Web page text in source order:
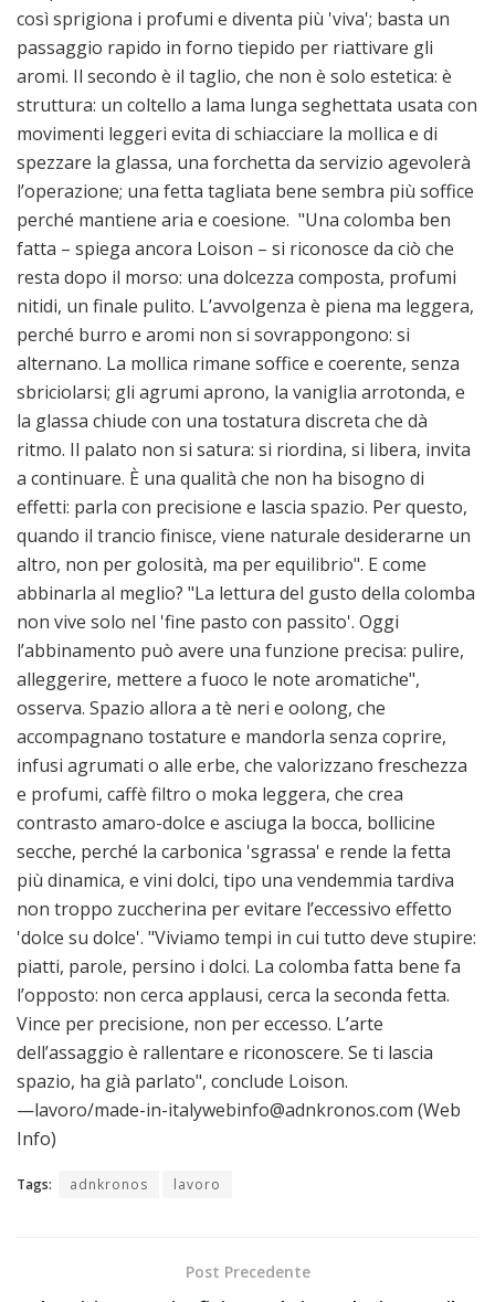
così sprigiona i profumi e diventa più 'viva'; basta un
passaggio rapido in forno tiepido per riattivare gli
aromi. Il secondo è il taglio, che non è solo estetica: è
struttura: un coltello a lama lunga seghettata usata con
movimenti leggeri evita di schiacciare la mollica e di
spezzare la glassa, una forchetta da servizio agevolerà
l’operazione; una fetta tagliata bene sembra più soffice
perché mantiene aria e coesione. "Una colomba ben
fatta – spiega ancora Loison – si riconosce da ciò che
resta dopo il morso: una dolcezza composta, profumi
nitidi, un finale pulito. L’avvolgenza è piena ma leggera,
perché burro e aromi non si sovrappongono: si
alternano. La mollica rimane soffice e coerente, senza
sbriciolarsi; gli agrumi aprono, la vaniglia arrotonda, e
la glassa chiude con una tostatura discreta che dà
ritmo. Il palato non si satura: si riordina, si libera, invita
a continuare. È una qualità che non ha bisogno di
effetti: parla con precisione e lascia spazio. Per questo,
quando il trancio finisce, viene naturale desiderarne un
altro, non per golosità, ma per equilibrio". E come
abbinarla al meglio? "La lettura del gusto della colomba
non vive solo nel 'fine pasto con passito'. Oggi
l’abbinamento può avere una funzione precisa: pulire,
alleggerire, mettere a fuoco le note aromatiche",
osserva. Spazio allora a tè neri e oolong, che
accompagnano tostature e mandorla senza coprire,
infusi agrumati o alle erbe, che valorizzano freschezza
e profumi, caffè filtro o moka leggera, che crea
contrasto amaro-dolce e asciuga la bocca, bollicine
secche, perché la carbonica 'sgrassa' e rende la fetta
più dinamica, e vini dolci, tipo una vendemmia tardiva
non troppo zuccherina per evitare l’eccessivo effetto
'dolce su dolce'. "Viviamo tempi in cui tutto deve stupire:
piatti, parole, persino i dolci. La colomba fatta bene fa
l’opposto: non cerca applausi, cerca la seconda fetta.
Vince per precisione, non per eccesso. L’arte
dell’assaggio è rallentare e riconoscere. Se ti lascia
spazio, ha già parlato", conclude Loison.
—lavoro/made-in-italywebinfo@adnkronos.com (Web
Info)
Tags: adnkronos lavoro
Post Precedente